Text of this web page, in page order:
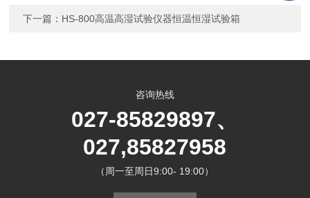
下一篇： HS-800高温高湿试验仪器恒温恒湿试验箱
咨询热线
027-85829897、
027,85827958
（周一至周日9:00- 19:00）